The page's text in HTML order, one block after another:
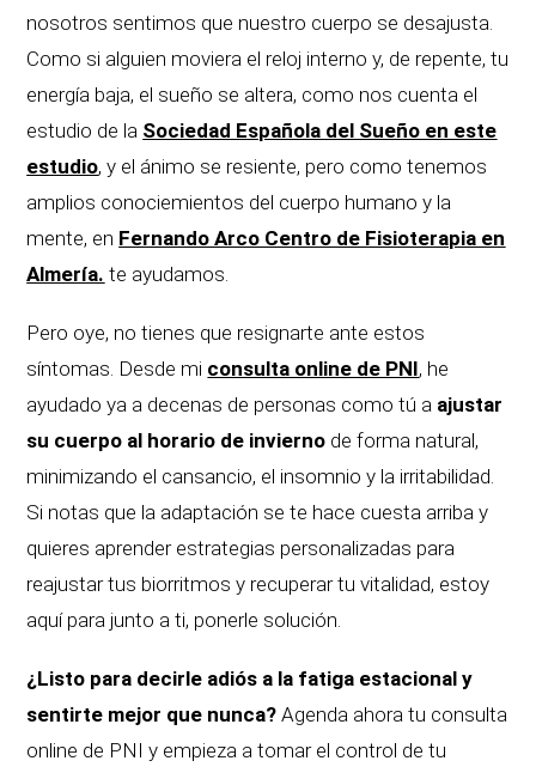
nosotros sentimos que nuestro cuerpo se desajusta.
Como si alguien moviera el reloj interno y, de repente, tu
energía baja, el sueño se altera, como nos cuenta el
estudio de la Sociedad Española del Sueño en este
estudio, y el ánimo se resiente, pero como tenemos
amplios conociemientos del cuerpo humano y la
mente, en Fernando Arco Centro de Fisioterapia en
Almería. te ayudamos.
Pero oye, no tienes que resignarte ante estos
síntomas. Desde mi consulta online de PNI, he
ayudado ya a decenas de personas como tú a ajustar
su cuerpo al horario de invierno de forma natural,
minimizando el cansancio, el insomnio y la irritabilidad.
Si notas que la adaptación se te hace cuesta arriba y
quieres aprender estrategias personalizadas para
reajustar tus biorritmos y recuperar tu vitalidad, estoy
aquí para junto a ti, ponerle solución.
¿Listo para decirle adiós a la fatiga estacional y
sentirte mejor que nunca? Agenda ahora tu consulta
online de PNI y empieza a tomar el control de tu